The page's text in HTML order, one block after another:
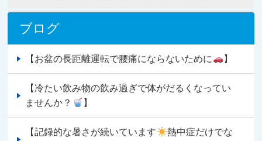
ブログ
【お盆の長距離運転で腰痛にならないために 】
【冷たい飲み物の飲み過ぎで体がだるくなってい
ませんか？
】
【記録的な暑さが続いています
熱中症だけでな